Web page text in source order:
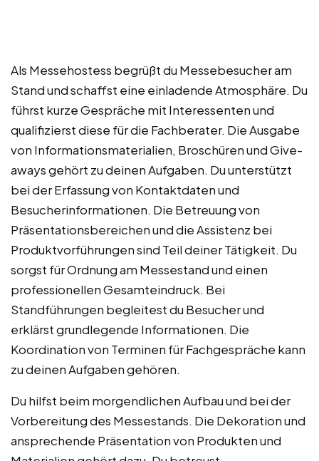
Als Messehostess begrüßt du Messebesucher am
Stand und schaffst eine einladende Atmosphäre. Du
führst kurze Gespräche mit Interessenten und
qualifizierst diese für die Fachberater. Die Ausgabe
von Informationsmaterialien, Broschüren und Give-
aways gehört zu deinen Aufgaben. Du unterstützt
bei der Erfassung von Kontaktdaten und
Besucherinformationen. Die Betreuung von
Präsentationsbereichen und die Assistenz bei
Produktvorführungen sind Teil deiner Tätigkeit. Du
sorgst für Ordnung am Messestand und einen
professionellen Gesamteindruck. Bei
Standführungen begleitest du Besucher und
erklärst grundlegende Informationen. Die
Koordination von Terminen für Fachgespräche kann
zu deinen Aufgaben gehören.
Du hilfst beim morgendlichen Aufbau und bei der
Vorbereitung des Messestands. Die Dekoration und
ansprechende Präsentation von Produkten und